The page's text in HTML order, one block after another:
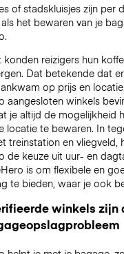
of stadskluisjes zijn per
het bewaren van je
reizigers hun
Dat betekende dat
op prijs en
aangesloten winkels
je altijd de mogelijkheid
locatie te bewaren. In
treinstation en vliegveld,
de keuze uit uur- en
is om flexibele en
te bieden, waar je ook
winkels zijn